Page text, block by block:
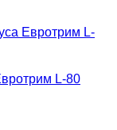
L-80